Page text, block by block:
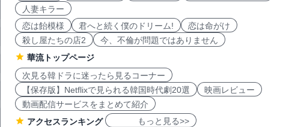
人妻キラー
恋は飴模様
君へと続く僕のドリーム!
恋は命がけ
殺し屋たちの店2
今、不倫が問題ではありません
華流トップページ
次見る韓ドラに迷ったら見るコーナー
【保存版】Netflixで見られる韓国時代劇20選
映画レビュー
動画配信サービスをまとめて紹介
アクセスランキング
もっと見る>>